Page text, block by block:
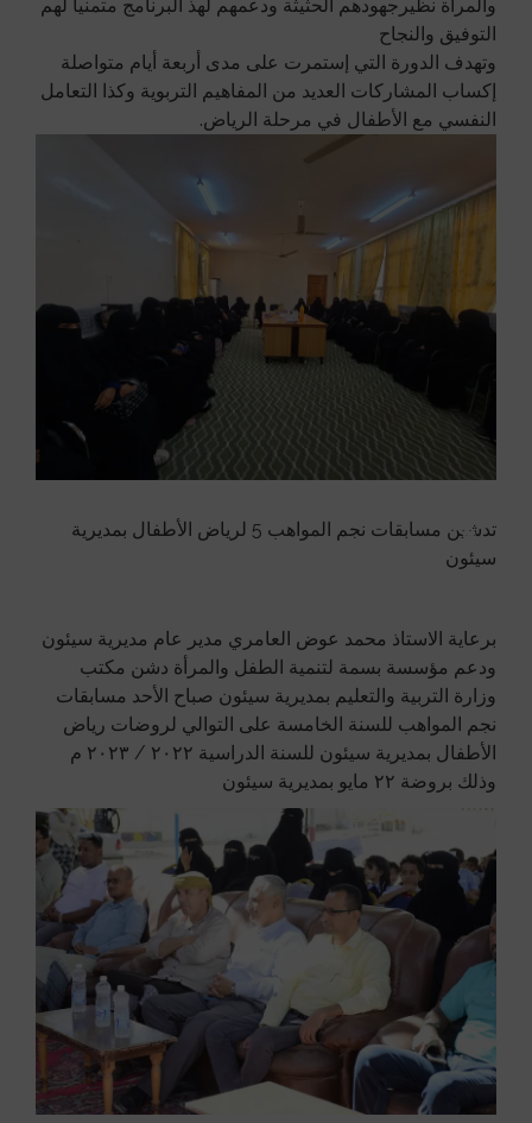
والمرأة نظيرجهودهم الحثيثة ودعمهم لهذ البرنامج متمنياً لهم
التوفيق والنجاح
وتهدف الدورة التي إستمرت على مدى أربعة أيام متواصلة
إكساب المشاركات العديد من المفاهيم التربوية وكذا التعامل
النفسي مع الأطفال في مرحلة الرياض.
تدشين مسابقات نجم المواهب 5 لرياض الأطفال بمديرية
سيئون
برعاية الاستاذ محمد عوض العامري مدير عام مديرية سيئون
ودعم مؤسسة بسمة لتنمية الطفل والمرأة دشن مكتب
وزارة التربية والتعليم بمديرية سيئون صباح الأحد مسابقات
نجم المواهب للسنة الخامسة على التوالي لروضات رياض
الأطفال بمديرية سيئون للسنة الدراسية ٢٠٢٢ / ٢٠٢٣ م
وذلك بروضة ٢٢ مايو بمديرية سيئون